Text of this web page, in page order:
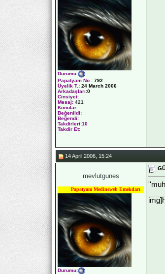
Durumu:
Papatyam No : 792
Üyelik T.: 24 March 2006
Arkadaşları:0
Cinsiyet:
Mesaj: 421
Konular:
Beğenildi:
Beğendi:
Takdirleri:10
Takdir Et:
14 April 2006, 15:24
mevlutgunes
Papatyam Medineweb Emekdarı
Durumu: